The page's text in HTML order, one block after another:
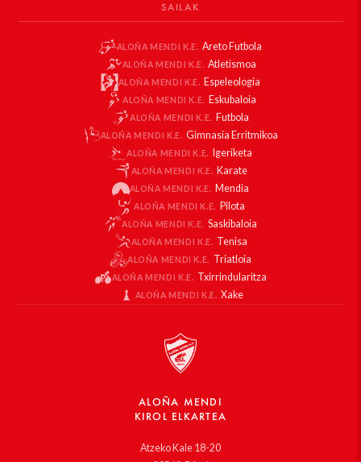
SAILAK
ALOÑA MENDI K.E. Areto Futbola
ALOÑA MENDI K.E. Atletismoa
ALOÑA MENDI K.E. Espeleologia
ALOÑA MENDI K.E. Eskubaloia
ALOÑA MENDI K.E. Futbola
ALOÑA MENDI K.E. Gimnasia Erritmikoa
ALOÑA MENDI K.E. Igeriketa
ALOÑA MENDI K.E. Karate
ALOÑA MENDI K.E. Mendia
ALOÑA MENDI K.E. Pilota
ALOÑA MENDI K.E. Saskibaloia
ALOÑA MENDI K.E. Tenisa
ALOÑA MENDI K.E. Triatloia
ALOÑA MENDI K.E. Txirrindularitza
ALOÑA MENDI K.E. Xake
ALOÑA MENDI
KIROL ELKARTEA
Atzeko Kale 18-20